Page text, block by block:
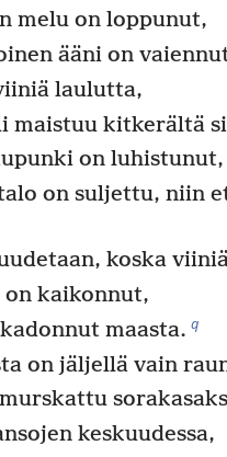
melu on loppunut,
ääni on
laulutta,
maistuu kitkerältä
on luhistunut,
on suljettu, niin
koska
kaikonnut,
maasta. q
on jäljellä vain
keskuudessa,